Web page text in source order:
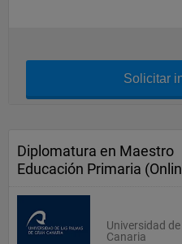
Solicitar
Diplomatura en Maestro
Educación Primaria
Universidad
Canaria